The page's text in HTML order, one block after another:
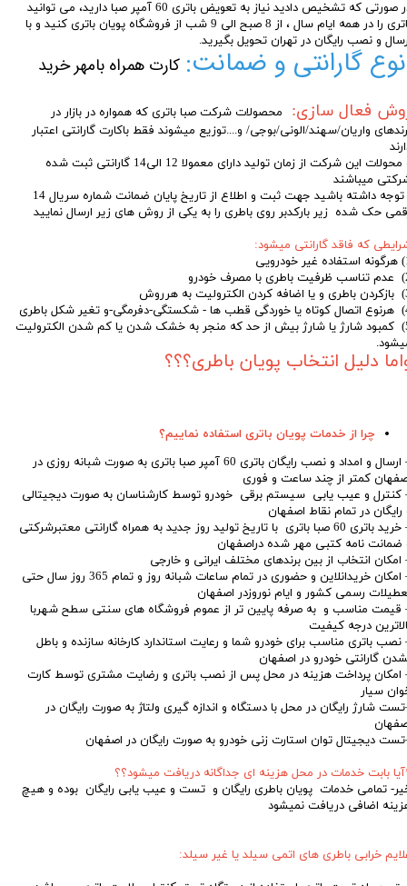
در صورتی که تشخیص دادید نیاز به تعویض باتری 60 آمپر صبا دارید، می توانید
باتری را در همه ایام سال ، از 8 صبح الی 9 شب از فروشگاه پویان باتری کنید و با
و نصب رایگان در تهران تحویل بگیرید.
نوع گارانتی و ضمانت: کارت همراه بامهر خرید
فعال سازی:
محصولات شرکت صبا باتری که همواره در بازار در
واریان/سهند/الونی/بوجی/ و....توزیع میشوند فقط باکارت گارانتی اعتبار
و محولات این شرکت از زمان تولید دارای معمولا 12 الی14 گارانتی ثبت شده
میباشند
توجه داشته باشید جهت ثبت و اطلاع از تاریخ پایان ضمانت شماره سریال 14
حک شده زیر بارکدبر روی باطری را به یکی از روش های زیر ارسال نمایید
که فاقد گارانتی میشود:
خودرو
به هرروش
تغیر شکل باطری
5) کمبود شارژ یا شارژ بیش از حد که منجر به خشک شدن یا کم شدن الکترولیت
دلیل انتخاب پویان باطری؟؟؟
چرا از خدمات پویان باتری استفاده نماییم؟
– ارسال و امداد و نصب رایگان باتری 60 آمپر صبا باتری به صورت شبانه روزی در
کمتر از چند ساعت و فوری
کنترل و عیب یابی سیستم برقی خودرو توسط کارشناسان به صورت دیجیتالی
رایگان در تمام نقاط اصفهان
– خرید باتری 60 صبا باتری با تاریخ تولید روز جدید به همراه گارانتی معتبرشرکتی
ضمانت نامه کتبی مهر شده دراصفهان
امکان انتخاب از بین برندهای مختلف ایرانی و خارجی
– امکان خریدانلاین و حضوری در تمام ساعات شبانه روز و تمام 365 روز سال حتی
رسمی کشور و ایام نوروزدر اصفهان
قیمت مناسب و به صرفه پایین تر از عموم فروشگاه های سنتی سطح شهربا
درجه کیفیت
نصب باتری مناسب برای خودرو شما و رعایت استاندارد کارخانه سازنده و باطل
گارانتی خودرو در اصفهان
امکان پرداخت هزینه در محل پس از نصب باتری و رضایت مشتری توسط کارت
سیار
شارژ رایگان در محل با دستگاه و اندازه گیری ولتاژ به صورت رایگان در
دیجیتال توان استارت زنی خودرو به صورت رایگان در اصفهان
بابت خدمات در محل هزینه ای جداگانه دریافت میشود؟؟
تمامی خدمات پویان باطری رایگان و تست و عیب یابی رایگان بوده و هیچ
اضافی دریافت نمیشود
خرابی باطری های اتمی سیلد یا غیر سیلد: